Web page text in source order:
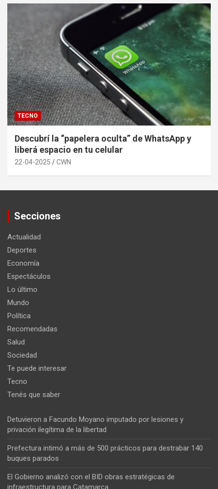
TECNO
Descubrí la “papelera oculta” de WhatsApp y
liberá espacio en tu celular
22-04-2025 CWN
Secciones
Actualidad
Deportes
Economía
Espectáculos
Lo último
Mundo
Política
Recomendadas
Salud
Sociedad
Te puede interesar
Tecno
Tenés que saber
Detuvieron a Facundo Moyano imputado por lesiones y
privación ilegítima de la libertad
Prefectura intimó a más de 500 prácticos para destrabar 140
buques parados
El Gobierno analizó con el BID obras estratégicas de
infraestructura para Catamarca